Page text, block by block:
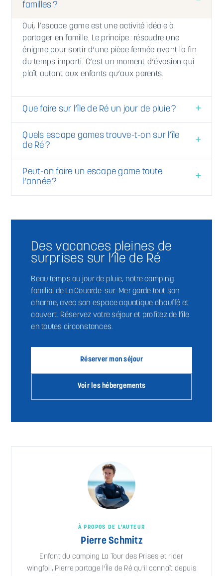
familles ?
Oui, l’escape game est une activité idéale à
partager en famille. Le principe : résoudre une
énigme pour sortir d’une pièce fermée avant la fin
du temps imparti. C’est un moment d’évasion qui
plaît autant aux enfants qu’aux parents.
Que faire sur l’île de Ré un jour de pluie ?
Quels escape games trouve-t-on sur l’île
de Ré ?
Peut-on faire un escape game toute
l’année ?
Des vacances pleines de
surprises sur l’île de Ré
Beau temps ou jour de pluie, notre camping
familial de La Couarde-sur-Mer garde tout son
charme, avec son espace aquatique chauffé et
couvert. Réservez votre séjour et profitez de l’île
en toutes circonstances.
Réserver mon séjour
Voir les hébergements
À PROPOS DE L'AUTEUR
Pierre Schmitz
Enfant du camping La Tour des Prises et rider
wingfoil, Pierre partage l'Île de Ré qu'il connaît depuis